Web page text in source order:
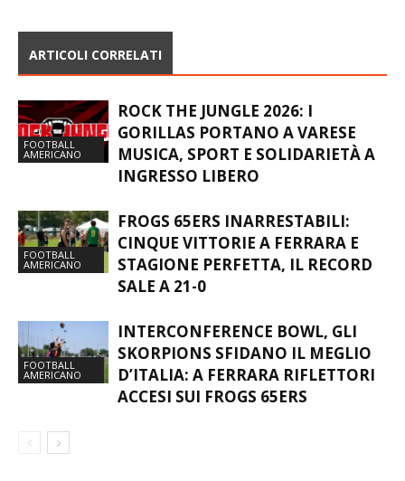
ROCK THE JUNGLE 2026: I
GORILLAS PORTANO A VARESE
MUSICA, SPORT E SOLIDARIETÀ A
FROGS 65ERS INARRESTABILI:
CINQUE VITTORIE A FERRARA E
STAGIONE PERFETTA, IL RECORD
INTERCONFERENCE BOWL, GLI
SKORPIONS SFIDANO IL MEGLIO
D’ITALIA: A FERRARA RIFLETTORI